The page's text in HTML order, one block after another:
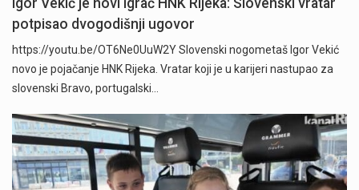
potpisao dvogodišnji ugovor
https://youtu.be/OT6Ne0UuW2Y Slovenski nogometaš Igor Vekić
novo je pojačanje HNK Rijeka. Vratar koji je u karijeri nastupao za
slovenski Bravo, portugalski…